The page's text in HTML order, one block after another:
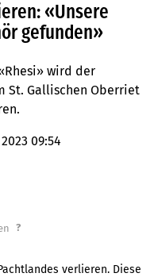
«Unsere
gefunden»
wird der
St. Gallischen Oberriet
09:54
?
verlieren. Diese